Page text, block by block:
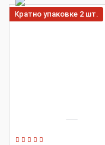
Кратно упаковке 2 шт.